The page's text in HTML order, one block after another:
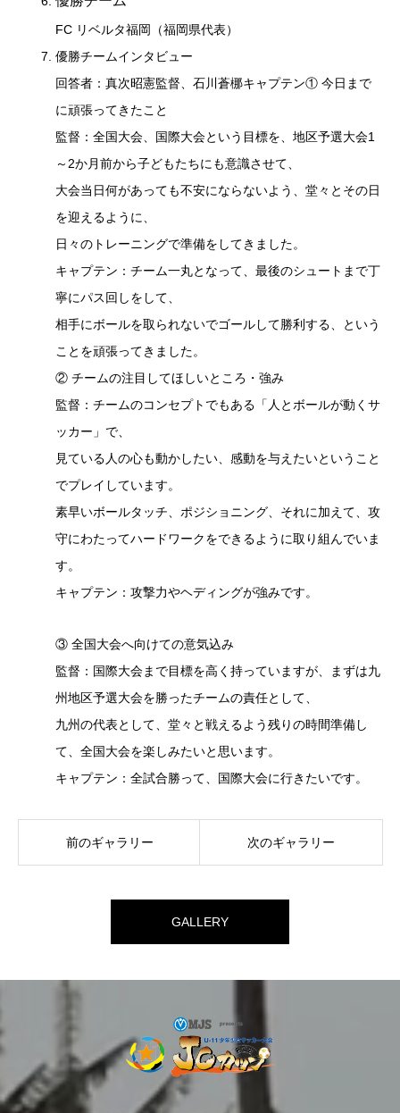
FC リベルタ福岡（福岡県代表）
優勝チームインタビュー
回答者：真次昭憲監督、石川蒼梛キャプテン① 今日まで
に頑張ってきたこと
監督：全国大会、国際大会という目標を、地区予選大会1
～2か月前から子どもたちにも意識させて、
大会当日何があっても不安にならないよう、堂々とその日
を迎えるように、
日々のトレーニングで準備をしてきました。
キャプテン：チーム一丸となって、最後のシュートまで丁
寧にパス回しをして、
相手にボールを取られないでゴールして勝利する、という
ことを頑張ってきました。
② チームの注目してほしいところ・強み
監督：チームのコンセプトでもある「人とボールが動くサ
ッカー」で、
見ている人の心も動かしたい、感動を与えたいということ
でプレイしています。
素早いボールタッチ、ポジショニング、それに加えて、攻
守にわたってハードワークをできるように取り組んでいま
す。
キャプテン：攻撃力やヘディングが強みです。
③ 全国大会へ向けての意気込み
監督：国際大会まで目標を高く持っていますが、まずは九
州地区予選大会を勝ったチームの責任として、
九州の代表として、堂々と戦えるよう残りの時間準備し
て、全国大会を楽しみたいと思います。
キャプテン：全試合勝って、国際大会に行きたいです。
前のギャラリー 次のギャラリー
GALLERY